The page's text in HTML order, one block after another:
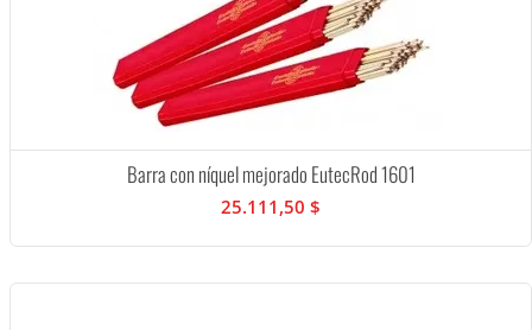
Barra con níquel mejorado EutecRod 1601
25.111,50 $